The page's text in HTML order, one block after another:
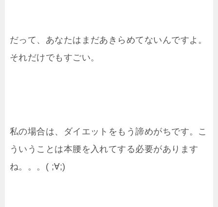
だって、あなたはまだあきらめてないんですよ。
それだけでもすごい。
私の場合は、ダイエットをもう諦めがちです。こ
ういうことは本腰を入れてする必要があります
ね。。。( ;∀;)